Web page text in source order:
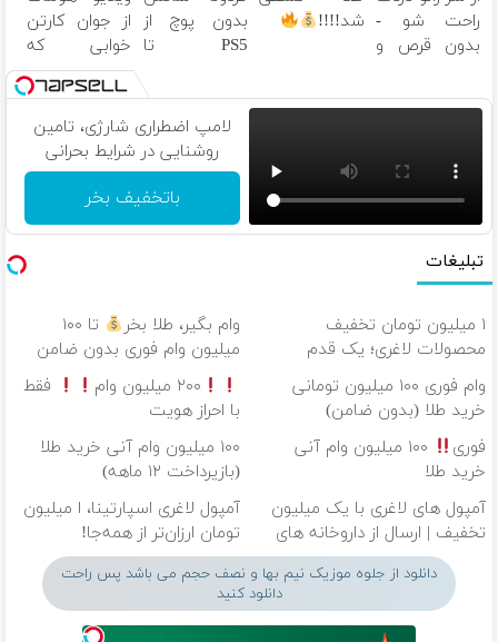
داروخانه
نزدیکت
ثبت کن
پک یخ!
تومان!!!
راحت شو -
بدون قرص و
شد!!!!
بدون پوچ از
PS5 تا
بیت کوین
از جوان کارتن
خوابی که
میلیاردر شد.
آموزش رایگان
لامپ اضطراری شارژی، تامین
روشنایی در شرایط بحرانی
باتخفیف بخر
تبلیغات
۱ میلیون تومان تخفیف
محصولات لاغری؛ یک قدم
نزدیک‌تر به شروع کاهش وزن
وام بگیر، طلا بخر
تا ۱۰۰
میلیون وام فوری بدون ضامن
وام فوری ۱۰۰ میلیون تومانی
خرید طلا (بدون ضامن)
۲۰۰ میلیون وام
فقط
با احراز هویت
فوری
۱۰۰ میلیون وام آنی
خرید طلا
۱۰۰ میلیون وام آنی خرید طلا
(بازپرداخت ۱۲ ماهه)
آمپول های لاغری با یک میلیون
تخفیف | ارسال از داروخانه های
معتبر
آمپول لاغری اسپارتینا، ا میلیون
تومان ارزان‌تر از همه‌جا!
دانلود از جلوه موزیک نیم بها و نصف حجم می باشد پس راحت
دانلود کنید